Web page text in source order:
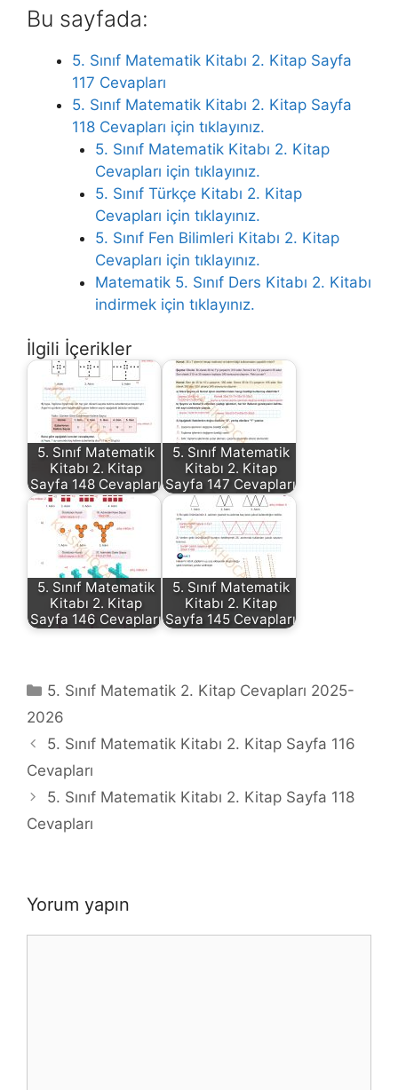
Bu sayfada:
5. Sınıf Matematik Kitabı 2. Kitap Sayfa
117 Cevapları
5. Sınıf Matematik Kitabı 2. Kitap Sayfa
118 Cevapları için tıklayınız.
5. Sınıf Matematik Kitabı 2. Kitap
Cevapları için tıklayınız.
5. Sınıf Türkçe Kitabı 2. Kitap
Cevapları için tıklayınız.
5. Sınıf Fen Bilimleri Kitabı 2. Kitap
Cevapları için tıklayınız.
Matematik 5. Sınıf Ders Kitabı 2. Kitabı
indirmek için tıklayınız.
İlgili İçerikler
5. Sınıf Matematik
Kitabı 2. Kitap
Sayfa 148 Cevapları
5. Sınıf Matematik
Kitabı 2. Kitap
Sayfa 147 Cevapları
5. Sınıf Matematik
Kitabı 2. Kitap
Sayfa 146 Cevapları
5. Sınıf Matematik
Kitabı 2. Kitap
Sayfa 145 Cevapları
Kategoriler
5. Sınıf Matematik 2. Kitap Cevapları 2025-
2026
5. Sınıf Matematik Kitabı 2. Kitap Sayfa 116
Cevapları
5. Sınıf Matematik Kitabı 2. Kitap Sayfa 118
Cevapları
Yorum yapın